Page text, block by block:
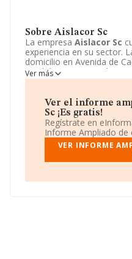
Sobre Aislacor Sc
La empresa Aislacor Sc
experiencia en su sector.
domicilio en Avenida de
Cordoba. Su principal
Revestimiento de suelos
Ver más
Ver el informe
Sc ¡Es gratis!
Regístrate en
Informe Ampliado de
VER INFORME